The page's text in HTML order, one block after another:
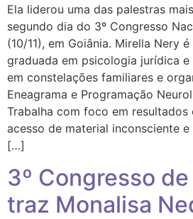
Ela liderou uma das palestras
segundo dia do 3º Congresso
(10/11), em Goiânia. Mirella Nery
graduada em psicologia jurídica
em constelações familiares e
Eneagrama e Programação
Trabalha com foco em
acesso de material inconsciente
[…]
3º Congresso
traz Monalisa